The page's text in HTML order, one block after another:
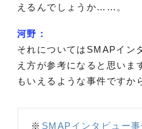
えるんでしょうか……。
河野：
それについてはSMAPイン
え方が参考になると思いま
もいえるような事件ですか
※ SMAPインタビュー